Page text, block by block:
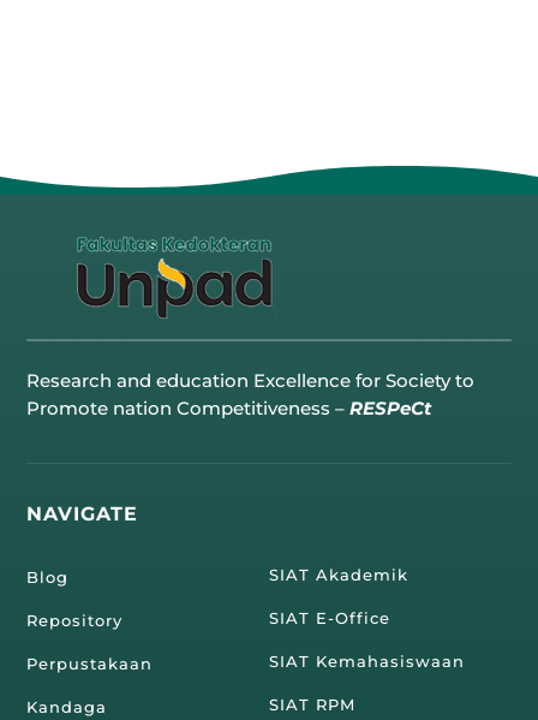
Research and education Excellence for Society to
Promote nation Competitiveness –RESPeCt
NAVIGATE
Blog
Repository
Perpustakaan
Kandaga
SIAT Akademik
SIAT E-Office
SIAT Kemahasiswaan
SIAT RPM